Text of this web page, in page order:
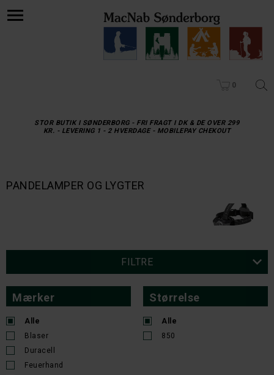
0
STOR BUTIK I SØNDERBORG - FRI FRAGT I DK & DE OVER 299
KR. - LEVERING 1 - 2 HVERDAGE - MOBILEPAY CHEKOUT
PANDELAMPER OG LYGTER
FILTRE
Mærker
Alle
Blaser
Duracell
Feuerhand
Størrelse
Alle
850